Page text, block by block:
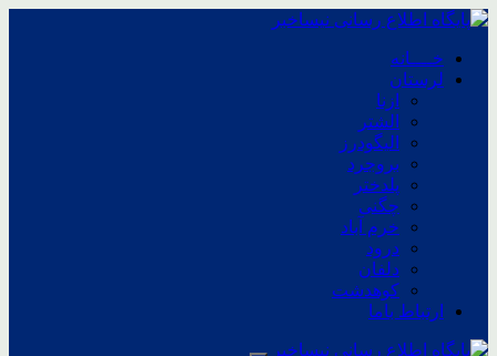
خــــانه
لرستان
ازنا
الشتر
الیگودرز
بروجرد
پلدختر
چگنی
خرم آباد
درود
دلفان
کوهدشت
ارتباط باما